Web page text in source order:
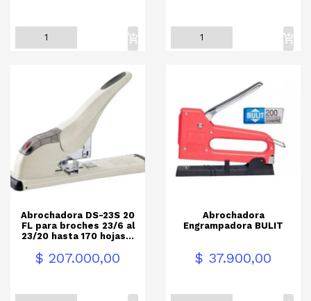
Abrochadora DS-23S 20
FL para broches 23/6 al
23/20 hasta 170 hojas...
Precio$ 207.000,00
Abrochadora
Engrampadora BULIT
Precio$ 37.900,00